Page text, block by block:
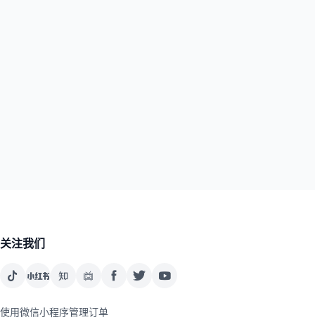
关注我们
使用微信小程序管理订单